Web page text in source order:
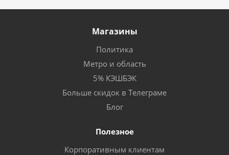
Магазины
Политика
Метро и область
5% КЭШБЭК
Больше скидок в Телеграме
Блог
Полезное
Корпоративным клиентам